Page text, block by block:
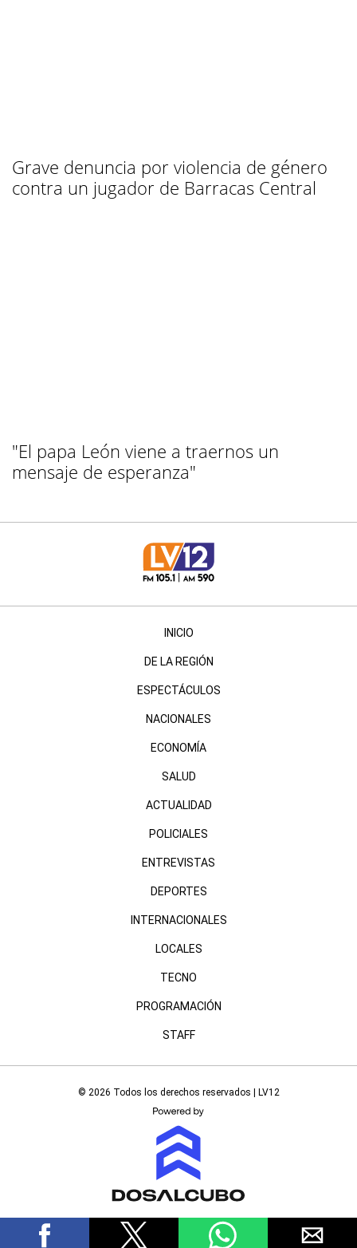
Grave denuncia por violencia de género
contra un jugador de Barracas Central
"El papa León viene a traernos un
mensaje de esperanza"
INICIO
DE LA REGIÓN
ESPECTÁCULOS
NACIONALES
ECONOMÍA
SALUD
ACTUALIDAD
POLICIALES
ENTREVISTAS
DEPORTES
INTERNACIONALES
LOCALES
TECNO
PROGRAMACIÓN
STAFF
© 2026 Todos los derechos reservados | LV12